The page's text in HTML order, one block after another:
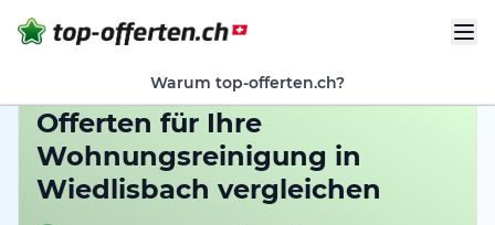
Warum top-offerten.ch?
Offerten für Ihre
Wohnungsreinigung in
Wiedlisbach vergleichen